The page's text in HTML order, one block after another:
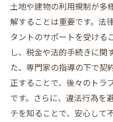
土地や建物の利用規制が多
解することは重要です。法
タントのサポートを受ける
し、税金や法的手続きに関
た、専門家の指導の下で契
正することで、後々のトラ
です。さらに、違法行為を
チを知ることで、安心して